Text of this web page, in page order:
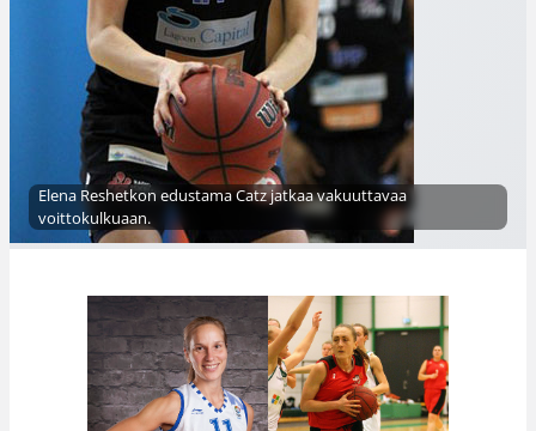
Elena Reshetkon edustama Catz jatkaa vakuuttavaa
voittokulkuaan.